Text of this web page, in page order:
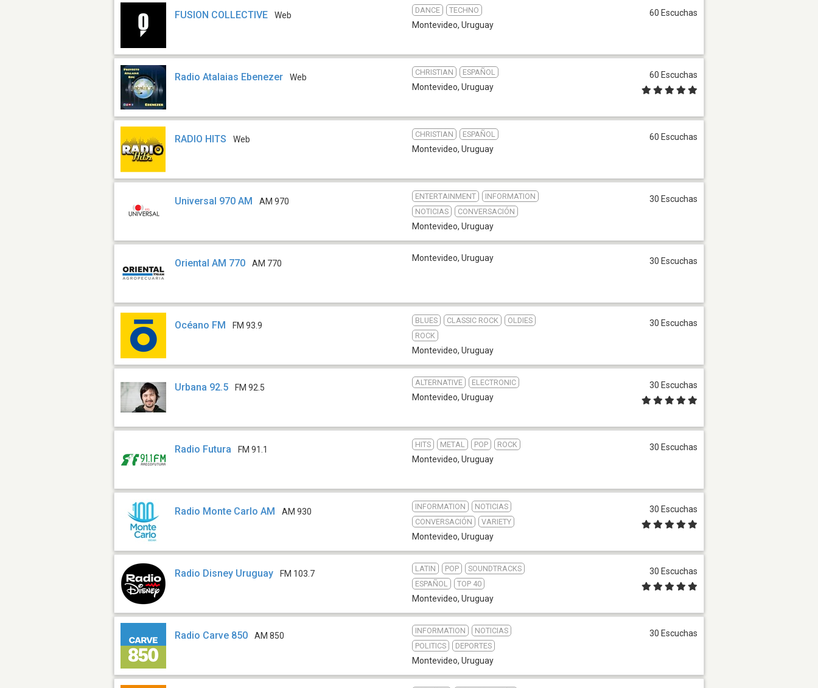
FUSION COLLECTIVE Web
DANCE TECHNO
Montevideo, Uruguay
60 Escuchas
Radio Atalaias Ebenezer Web
CHRISTIAN ESPAÑOL
Montevideo, Uruguay
60 Escuchas
RADIO HITS Web
CHRISTIAN ESPAÑOL
Montevideo, Uruguay
60 Escuchas
Universal 970 AM AM 970
ENTERTAINMENT
INFORMATION
NOTICIAS
CONVERSACIÓN
Montevideo, Uruguay
30 Escuchas
Oriental AM 770 AM 770
Montevideo, Uruguay 30 Escuchas
Océano FM FM 93.9
BLUES CLASSIC ROCK
OLDIES
ROCK
Montevideo, Uruguay
30 Escuchas
Urbana 92.5 FM 92.5
ALTERNATIVE ELECTRONIC
Montevideo, Uruguay
30 Escuchas
Radio Futura FM 91.1
HITS METAL POP ROCK
Montevideo, Uruguay
30 Escuchas
Radio Monte Carlo AM AM 930
INFORMATION
NOTICIAS
CONVERSACIÓN
VARIETY
Montevideo, Uruguay
30 Escuchas
Radio Disney Uruguay FM 103.7
LATIN POP
SOUNDTRACKS
ESPAÑOL
TOP 40
Montevideo, Uruguay
30 Escuchas
Radio Carve 850 AM 850
INFORMATION
NOTICIAS
POLITICS
DEPORTES
Montevideo, Uruguay
30 Escuchas